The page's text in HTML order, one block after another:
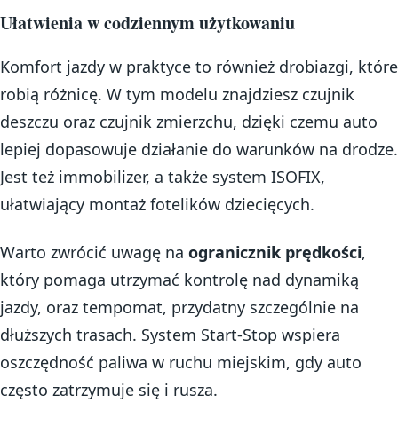
Ułatwienia w codziennym użytkowaniu
Komfort jazdy w praktyce to również drobiazgi, które
robią różnicę. W tym modelu znajdziesz czujnik
deszczu oraz czujnik zmierzchu, dzięki czemu auto
lepiej dopasowuje działanie do warunków na drodze.
Jest też immobilizer, a także system ISOFIX,
ułatwiający montaż fotelików dziecięcych.
Warto zwrócić uwagę na ogranicznik prędkości,
który pomaga utrzymać kontrolę nad dynamiką
jazdy, oraz tempomat, przydatny szczególnie na
dłuższych trasach. System Start-Stop wspiera
oszczędność paliwa w ruchu miejskim, gdy auto
często zatrzymuje się i rusza.